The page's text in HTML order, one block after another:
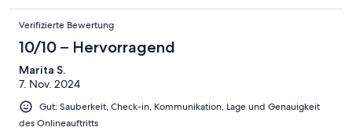
Verifizierte Bewertung
10/10 – Hervorragend
Marita S.
7. Nov. 2024
Gut: Sauberkeit, Check-in, Kommunikation, Lage und Genauigkeit
des Onlineauftritts